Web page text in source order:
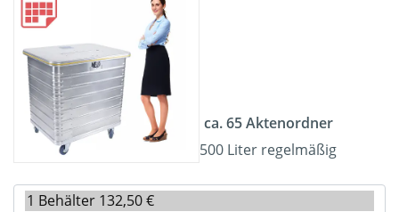
ca. 65 Aktenordner
500 Liter regelmäßig